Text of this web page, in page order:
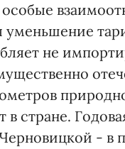
не
стране.
- в